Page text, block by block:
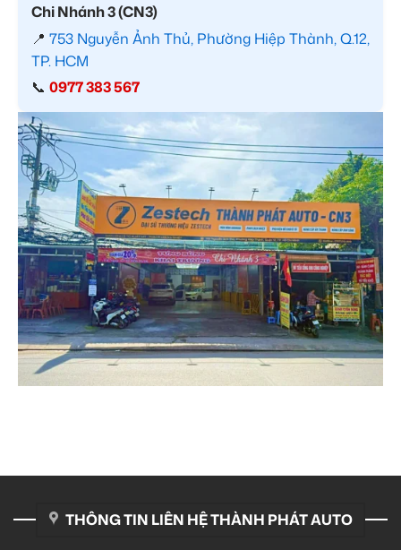
Chi Nhánh 3 (CN3)
📍 753 Nguyễn Ảnh Thủ, Phường Hiệp Thành, Q.12,
TP. HCM
📞 0977 383 567
THÔNG TIN LIÊN HỆ THÀNH PHÁT AUTO